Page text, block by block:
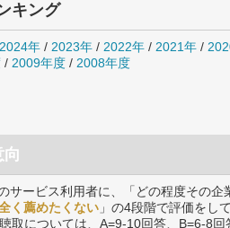
キング
2024年 / 2023年 / 2022年 / 2021年 /
/ 2009年度 / 2008年度
向
サービス利用者に、「どの程度その
く薦めたくない 」の4段階で評価をし
取については、A=9-10回答、B=6-8回